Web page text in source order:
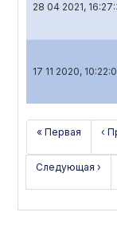
28 04 2021,
17 11 2020,
« Первая ‹
Следующая ›